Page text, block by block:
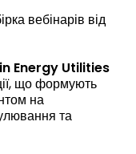
вебінарів від
Energy Utilities
що формують
на
та